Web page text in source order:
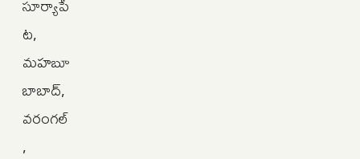
ట,
మహబూ
బాబాద్,
వరంగల్
,